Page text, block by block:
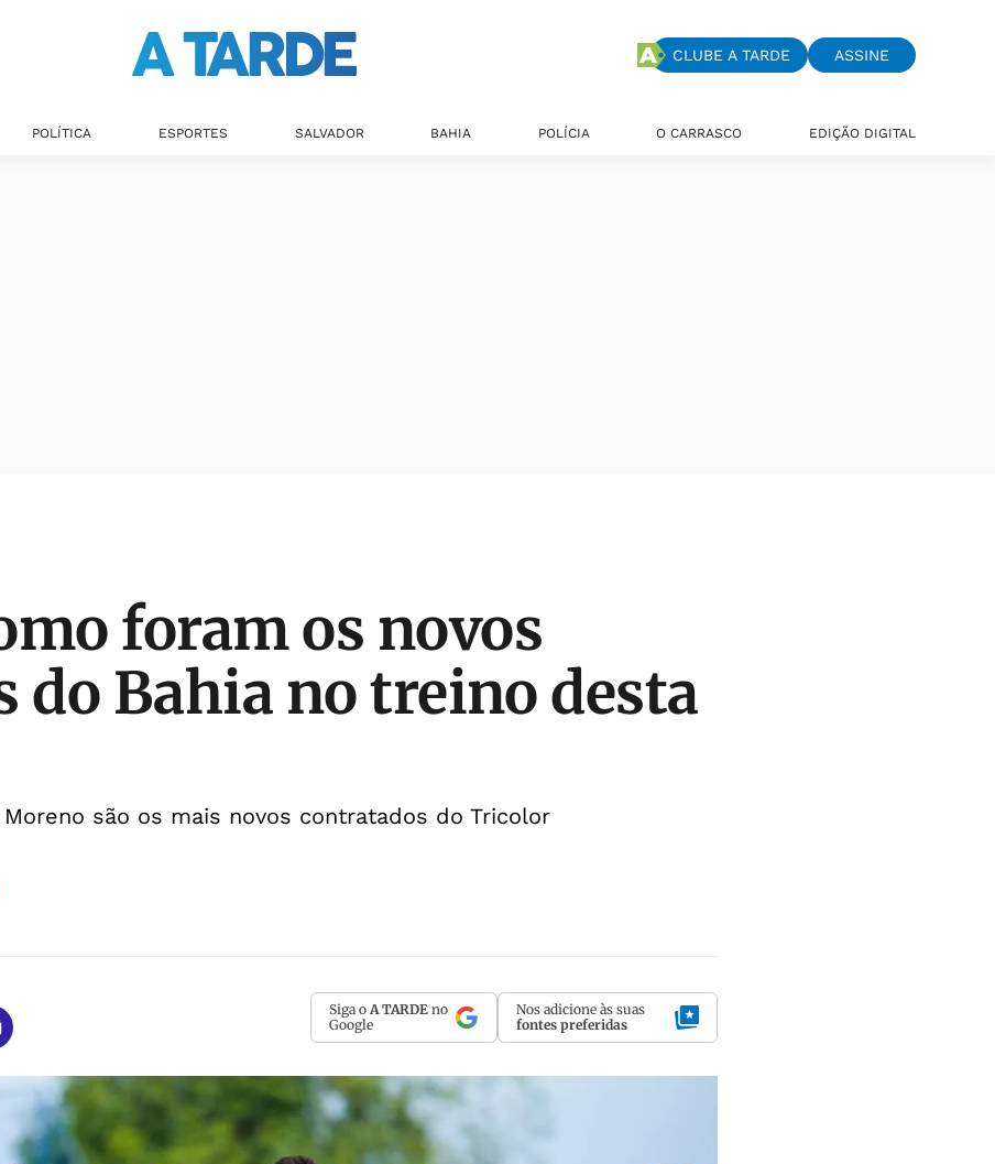
CLUBE A TARDE ASSINE
POLÍTICA ESPORTES SALVADOR BAHIA POLÍCIA O CARRASCO EDIÇÃO DIGITAL
foram os novos
do Bahia no treino desta
são os mais novos contratados do Tricolor
Siga o A TARDE no
Google
Nos adicione às suas
fontes preferidas